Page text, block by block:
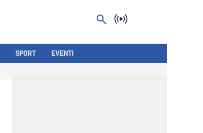
SPORT EVENTI